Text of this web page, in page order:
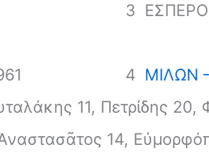
3
4 ΜΙΛΩΝ
11, Πετρίδης 20,
14,